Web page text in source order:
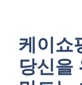
케이쇼
당신을